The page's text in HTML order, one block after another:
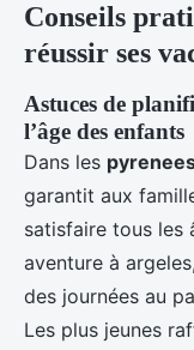
Conseils
réussir ses
Astuces de
l’âge des enfants
Dans les
garantit aux
satisfaire tous les
aventure à
des journées au
Les plus jeunes